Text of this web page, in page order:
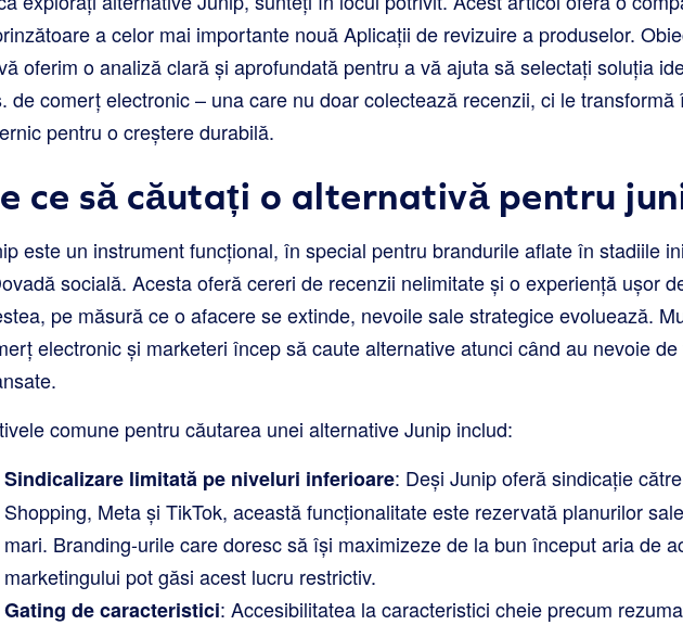
a celor mai importante nouă Aplicații de revizuire a produselor.
oferim o analiză clară și aprofundată pentru a vă ajuta să selectați soluția
de comerț electronic – una care nu doar colectează recenzii, ci le transformă
pentru o creștere durabilă.
ce să căutați o alternativă pentru
este un instrument funcțional, în special pentru brandurile aflate în stadiile
socială. Acesta oferă cereri de recenzii nelimitate și o experiență ușor
pe măsură ce o afacere se extinde, nevoile sale strategice evoluează.
electronic și marketeri încep să caute alternative atunci când au nevoie
comune pentru căutarea unei alternative Junip includ:
Sindicalizare limitată pe niveluri inferioare: Deși Junip oferă sindicație
Shopping, Meta și TikTok, această funcționalitate este rezervată planurilor
mari. Branding-urile care doresc să își maximizeze de la bun început aria de
marketingului pot găsi acest lucru restrictiv.
Gating de caracteristici: Accesibilitatea la caracteristici cheie precum